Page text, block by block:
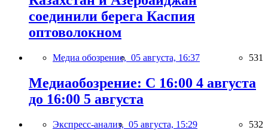
соединили берега Каспия
оптоволокном
Медиа обозрение, 05 августа, 16:37 531
Медиаобозрение: С 16:00 4 августа
до 16:00 5 августа
Экспресс-анализ, 05 августа, 15:29 532